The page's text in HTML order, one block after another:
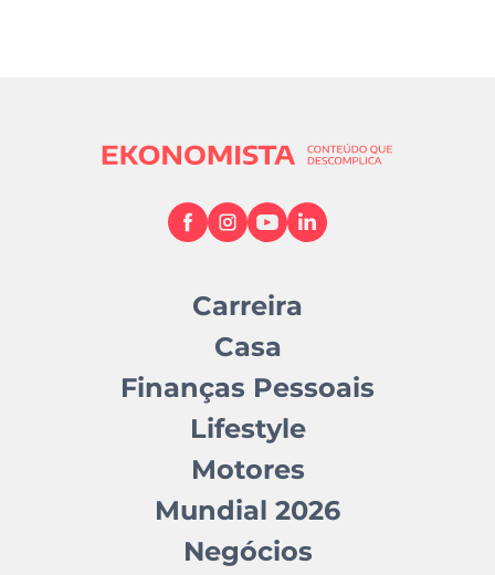
Carreira
Casa
Finanças Pessoais
Lifestyle
Motores
Mundial 2026
Negócios